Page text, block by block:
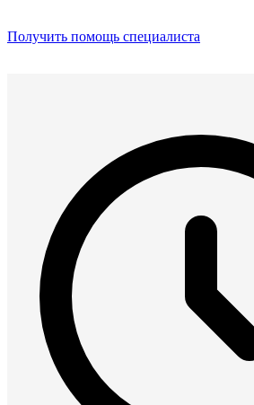
Получить помощь специалиста